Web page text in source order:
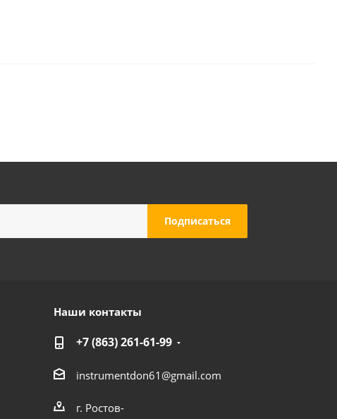
Наши контакты
+7 (863) 261-61-99
instrumentdon61@gmail.com
г. Ростов-